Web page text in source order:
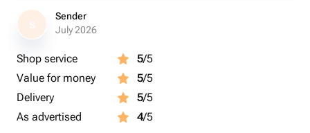
S
Sender
July 2026
Shop service 5/5
Value for money
5/5
Delivery
5/5
As advertised
4/5